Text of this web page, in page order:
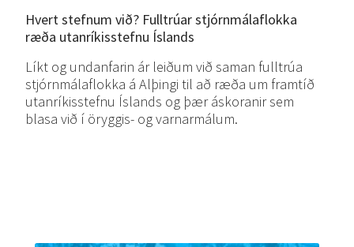
Hvertstefnum við? Fulltrúarstjórnmálaflokka
ræða utanríkisstefnu Íslands
Líkt og undanfarin ár leiðum við saman fulltrúa
stjórnmálaflokka á Alþingi til að ræða um framtíð
utanríkisstefnu Íslands og þær áskoranir sem
blasa við í öryggis- og varnarmálum.